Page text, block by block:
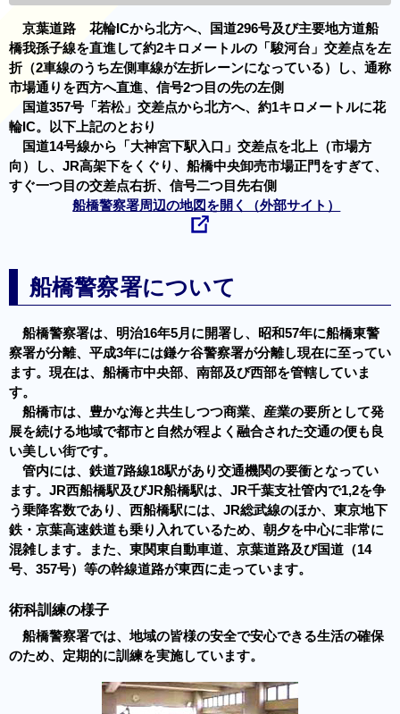
京葉道路 花輪ICから北方へ、国道296号及び主要地方道船
橋我孫子線を直進して約2キロメートルの「駿河台」交差点を左
折（2車線のうち左側車線が左折レーンになっている）し、通称
市場通りを西方へ直進、信号2つ目の先の左側
国道357号「若松」交差点から北方へ、約1キロメートルに花
輪IC。以下上記のとおり
国道14号線から「大神宮下駅入口」交差点を北上（市場方
向）し、JR高架下をくぐり、船橋中央卸売市場正門をすぎて、
すぐ一つ目の交差点右折、信号二つ目先右側
船橋警察署周辺の地図を開く（外部サイト）
船橋警察署について
船橋警察署は、明治16年5月に開署し、昭和57年に船橋東警
察署が分離、平成3年には鎌ケ谷警察署が分離し現在に至ってい
ます。現在は、船橋市中央部、南部及び西部を管轄していま
す。
船橋市は、豊かな海と共生しつつ商業、産業の要所として発
展を続ける地域で都市と自然が程よく融合された交通の便も良
い美しい街です。
管内には、鉄道7路線18駅があり交通機関の要衝となってい
ます。JR西船橋駅及びJR船橋駅は、JR千葉支社管内で1,2を争
う乗降客数であり、西船橋駅には、JR総武線のほか、東京地下
鉄・京葉高速鉄道も乗り入れているため、朝夕を中心に非常に
混雑します。また、東関東自動車道、京葉道路及び国道（14
号、357号）等の幹線道路が東西に走っています。
術科訓練の様子
船橋警察署では、地域の皆様の安全で安心できる生活の確保
のため、定期的に訓練を実施しています。